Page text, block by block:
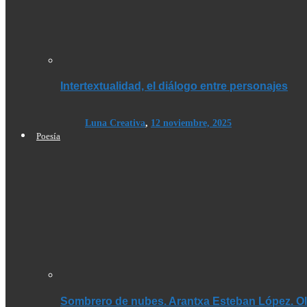
Intertextualidad, el diálogo entre personajes
Luna Creativa, 12 noviembre, 2025
Poesía
Sombrero de nubes. Arantxa Esteban López.